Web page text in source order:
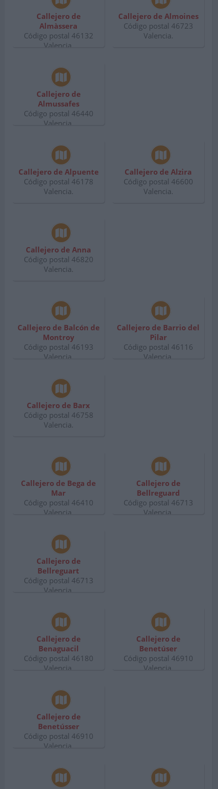
Callejero de
Almàssera
Código postal 46132
Valencia.
Callejero de Almoines
Código postal 46723
Valencia.
Callejero de
Almussafes
Código postal 46440
Valencia.
Callejero de Alpuente
Código postal 46178
Valencia.
Callejero de Alzira
Código postal 46600
Valencia.
Callejero de Anna
Código postal 46820
Valencia.
Callejero de Balcón de
Montroy
Código postal 46193
Valencia.
Callejero de Barrio del
Pilar
Código postal 46116
Valencia.
Callejero de Barx
Código postal 46758
Valencia.
Callejero de Bega de
Mar
Código postal 46410
Valencia.
Callejero de
Bellreguard
Código postal 46713
Valencia.
Callejero de
Bellreguart
Código postal 46713
Valencia.
Callejero de
Benaguacil
Código postal 46180
Valencia.
Callejero de
Benetúser
Código postal 46910
Valencia.
Callejero de
Benetússer
Código postal 46910
Valencia.